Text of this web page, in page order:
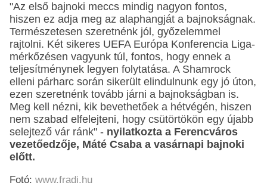
"Az első bajnoki meccs mindig nagyon fontos,
hiszen ez adja meg az alaphangját a bajnokságnak.
Természetesen szeretnénk jól, győzelemmel
rajtolni. Két sikeres UEFA Európa Konferencia Liga-
mérkőzésen vagyunk túl, fontos, hogy ennek a
teljesítménynek legyen folytatása. A Shamrock
elleni párharc során sikerült elindulnunk egy jó úton,
ezen szeretnénk tovább járni a bajnokságban is.
Meg kell nézni, kik bevethetőek a hétvégén, hiszen
nem szabad elfelejteni, hogy csütörtökön egy újabb
selejtező vár ránk" - nyilatkozta a Ferencváros
vezetőedzője, Máté Csaba a vasárnapi bajnoki
előtt.
Fotó: www.fradi.hu